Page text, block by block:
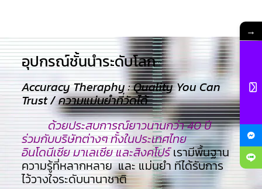
อุปกรณ์ชั้นนำระดับโลก​
Accuracy Theraphy : Quality You Can
Trust / ความแม่นยำที่วัดได้
ด้วยประสบการณ์ยาวนานกว่า 40 ปี
ร่วมกับบริษัทต่างๆ ทั้งในประเทศไทย
อินโดนีเซีย มาเลเซีย และสิงคโปร์เรามีพื้นฐาน
ความรู้ที่หลากหลาย และ แม่นยำ ทีไ่ด้รับการ
ไว้วางใจระดับนานาชาติ
→